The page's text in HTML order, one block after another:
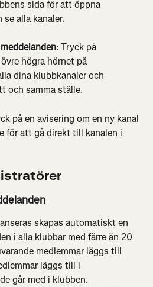
sida för att öppna
alla kanaler.
: Tryck på
högra hörnet på
dina klubbkanaler och
och samma ställe.
på en avisering om en ny kanal
för att gå direkt till kanalen i
skapas automatiskt en
i alla klubbar med färre än 20
medlemmar läggs till
läggs till i
går med i klubben.